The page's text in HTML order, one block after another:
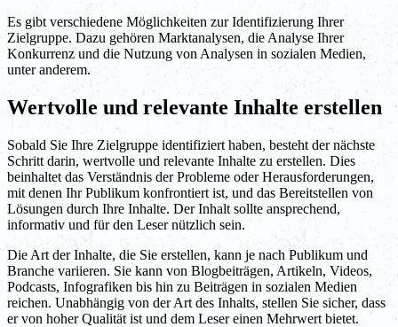
Es gibt verschiedene Möglichkeiten zur Identifizierung Ihrer
Zielgruppe. Dazu gehören Marktanalysen, die Analyse Ihrer
Konkurrenz und die Nutzung von Analysen in sozialen Medien,
unter anderem.
Wertvolle und relevante Inhalte erstellen
Sobald Sie Ihre Zielgruppe identifiziert haben, besteht der nächste
Schritt darin, wertvolle und relevante Inhalte zu erstellen. Dies
beinhaltet das Verständnis der Probleme oder Herausforderungen,
mit denen Ihr Publikum konfrontiert ist, und das Bereitstellen von
Lösungen durch Ihre Inhalte. Der Inhalt sollte ansprechend,
informativ und für den Leser nützlich sein.
Die Art der Inhalte, die Sie erstellen, kann je nach Publikum und
Branche variieren. Sie kann von Blogbeiträgen, Artikeln, Videos,
Podcasts, Infografiken bis hin zu Beiträgen in sozialen Medien
reichen. Unabhängig von der Art des Inhalts, stellen Sie sicher, dass
er von hoher Qualität ist und dem Leser einen Mehrwert bietet.